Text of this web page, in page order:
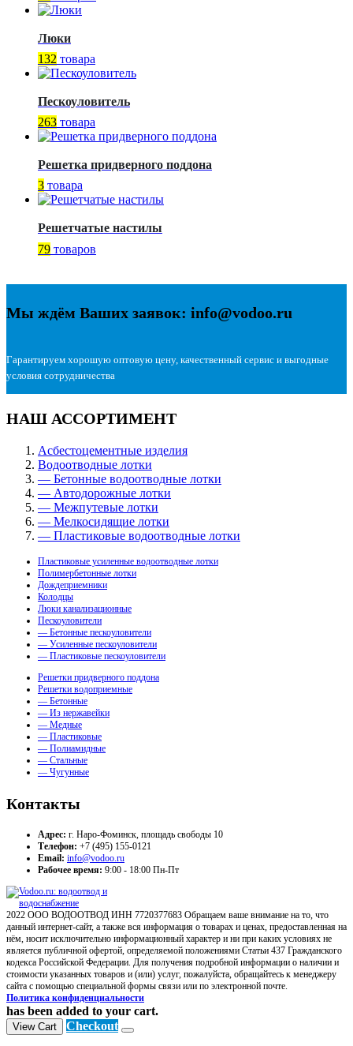
Люки
132 товара
Пескоуловитель
263 товара
Решетка придверного поддона
3 товара
Решетчатые настилы
79 товаров
Мы ждём Ваших заявок: info@vodoo.ru
Гарантируем хорошую оптовую цену, качественный сервис и выгодные
условия сотрудничества
НАШ АССОРТИМЕНТ
Асбестоцементные изделия
Водоотводные лотки
— Бетонные водоотводные лотки
— Автодорожные лотки
— Межпутевые лотки
— Мелкосидящие лотки
— Пластиковые водоотводные лотки
Пластиковые усиленные водоотводные лотки
Полимербетонные лотки
Дождеприемники
Колодцы
Люки канализационные
Пескоуловители
— Бетонные пескоуловители
— Усиленные пескоуловители
— Пластиковые пескоуловители
Решетки придверного поддона
Решетки водоприемные
— Бетонные
— Из нержавейки
— Медные
— Пластиковые
— Полиамидные
— Стальные
— Чугунные
Контакты
Адрес: г. Наро-Фоминск, площадь свободы 10
Телефон: +7 (495) 155-0121
Email: info@vodoo.ru
Рабочее время: 9:00 - 18:00 Пн-Пт
2022 ООО ВОДООТВОД ИНН 7720377683 Обращаем ваше внимание на то, что
данный интернет-сайт, а также вся информация о товарах и ценах, предоставленная на
нём, носит исключительно информационный характер и ни при каких условиях не
является публичной офертой, определяемой положениями Статьи 437 Гражданского
кодекса Российской Федерации. Для получения подробной информации о наличии и
стоимости указанных товаров и (или) услуг, пожалуйста, обращайтесь к менеджеру
сайта с помощью специальной формы связи или по электронной почте.
Политика конфиденциальности
has been added to your cart.
View Cart Checkout